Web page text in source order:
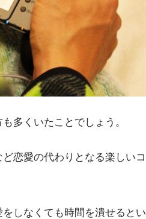
多くいたことでしょう。
恋愛の代わりとなる楽しいコ
しなくても時間を潰せるとい